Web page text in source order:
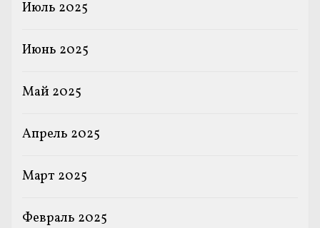
Июль 2025
Июнь 2025
Май 2025
Апрель 2025
Март 2025
Февраль 2025